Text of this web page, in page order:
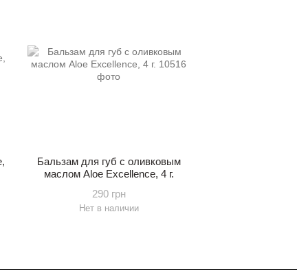
Бальзам для губ с оливковым
маслом Aloe Excellence, 4 г.
290 грн
Нет в наличии